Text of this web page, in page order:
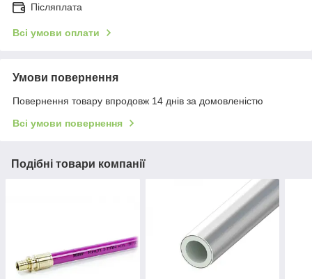
Післяплата
Всі умови оплати
Умови повернення
Повернення товару впродовж 14 днів за домовленістю
Всі умови повернення
Подібні товари компанії